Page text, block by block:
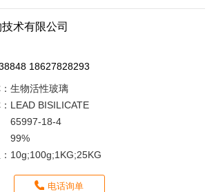
术有限公司
18627828293
生物活性玻璃
LEAD BISILICATE
65997-18-4
99%
10g;100g;1KG;25KG
电话询单